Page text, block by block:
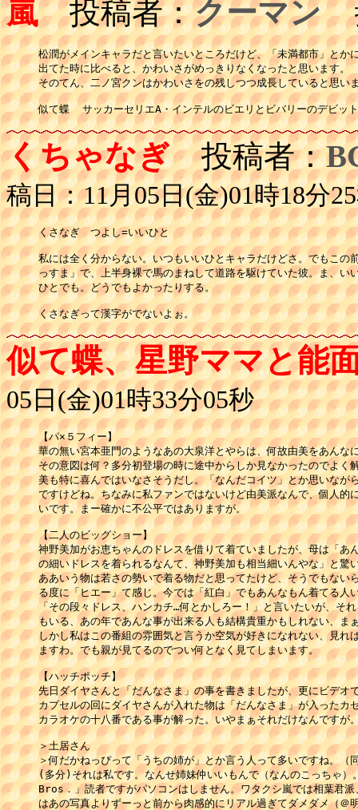
嵐投稿者：クーマン
松潤がメインキャラだと言いたいところだけど、「未満都市」とか
出てた時に比べると、かわいさがめっきりなくなったと思います。
そのてん、二ノ宮クンはかわいさをの残しつつ成長していると思い
似て蝶  サッカーセリエA・インテルのビエリとビバリーのデビッ
くちゃなぎ投稿者：
稿日：11月05日(金)01時18分
くさなぎ　つよし=いいひと
私には全く分からない。いつもいいひとキャラだけどさ。でもこの
っすま」で、上半身裸で馬のまねして道路を駆けていた彼。ま、い
ひとでも。どうでもよかったりする。
くさなぎって漢字がでないよぉ。
似て蝶、星野ママと能
05日(金)01時33分05秒
【パ×５フィー】
華の無い宮本亜門のようなあの大泉洋とやらは、何故由美をあんな
その意図は何？多分初登場の時に途中からしか見なかったのでよく
美も特に喜んではいなさそうだし。「なんだコイツ」とか思いなが
ですけどね。ちなみに私ファンではないけど由美派なんで、個人的
いです。まー確かに不公平ではありますが。
【二人のビッグショー】
神野美加がお恵ちゃんのドレスを借りて着ていましたが、母は「あ
の細いドレスを着られるなんて、神野美加も相当細いんやな」と驚
ああいう物は若さの勢いで着る物だと思ってたけど、そうでもない
る度に「ヒエー」て感じ。今では「紅白」でもあんなもん着てる人
「その段々ドレス、ハンカチ…何とかしろー！」と言いたいが、そ
もいる、あの年であんな事が出来る人も結構貴重かもしれない、ま
しかし私はこの番組の雰囲気と言うか空気が好きになれない、見れ
ますわ。でも親が見てるのでつい何となく見てしまいます。
【ハッチポッチ】
先日ダイヤさんと「だんなさま」の事を書きましたが、更にビデオ
カプセルの回にダイヤさんが入れた物は「だんなさま」が入ったカ
カラオケの十八番である事が解った。いやまぁそれだけなんですが
＞土居さん
＞何だかねっぴって「うちの姉が」とか言う人って多いですね。（
(多分)それは私です。なんせ姉妹仲いいもんで（なんのこっちゃ
Bros．」読者ですがパソコンはしません。ワタクシ嵐では相葉君派
はあの写真よりずーっと前から肉感的にリアル過ぎてダメダメ（＠